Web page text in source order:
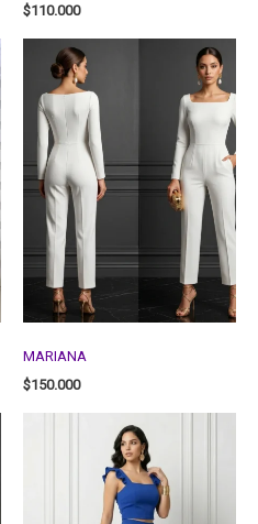
$110.000
MARIANA
$150.000